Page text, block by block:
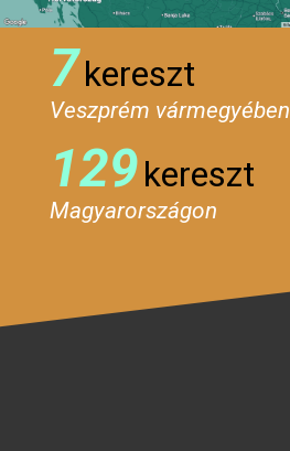
7kereszt
Veszprém vármegyében
129kereszt
Magyarországon